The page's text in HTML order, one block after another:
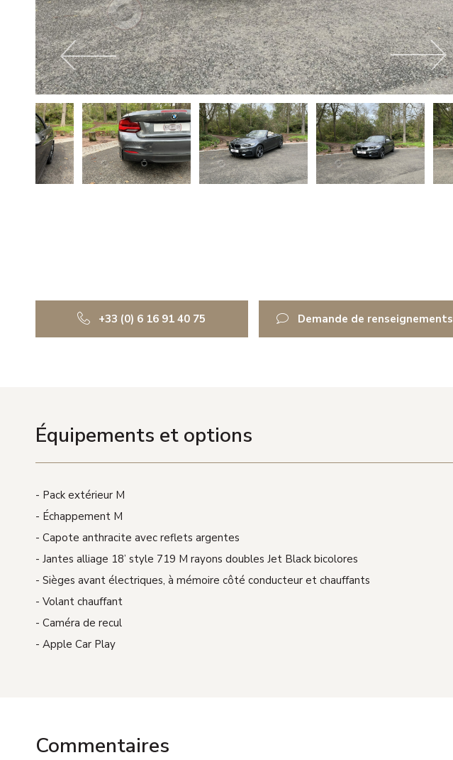
+33 (0) 6 16 91 40 75 Demande de renseignements
Équipements et options
Pack extérieur M
Échappement M
Capote anthracite avec reflets argentes
Jantes alliage 18’ style 719 M rayons doubles Jet Black bicolores
Sièges avant électriques, à mémoire côté conducteur et chauffants
Volant chauffant
Caméra de recul
Apple Car Play
Commentaires